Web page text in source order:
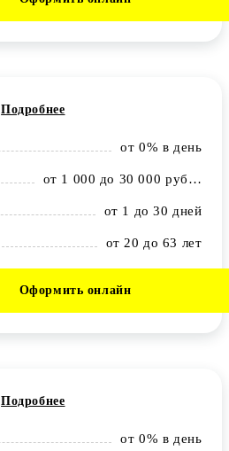
Подробнее
от 0% в день
от 1 000 до 30 000 рублей
от 1 до 30 дней
от 20 до 63 лет
Оформить онлайн
Подробнее
от 0% в день